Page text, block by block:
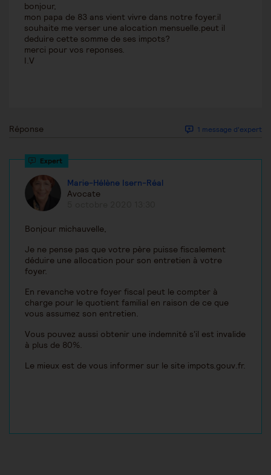
bonjour,
mon papa de 83 ans vient vivre dans notre foyer.il
souhaite me verser une alocation mensuelle.peut il
deduire cette somme de ses impots?
merci pour vos reponses.
I.V
Réponse 1 message d'expert
Marie-Hélène Isern-Réal
Avocate
Bonjour michauvelle,
Je ne pense pas que votre père puisse fiscalement
déduire une allocation pour son entretien à votre
foyer.
En revanche votre foyer fiscal peut le compter à
charge pour le quotient familial en raison de ce que
vous assumez son entretien.
Vous pouvez aussi obtenir une indemnité s'il est invalide
à plus de 80%.
Le mieux est de vous informer sur le site impots.gouv.fr.